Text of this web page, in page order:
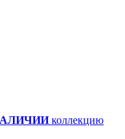
коллекцию